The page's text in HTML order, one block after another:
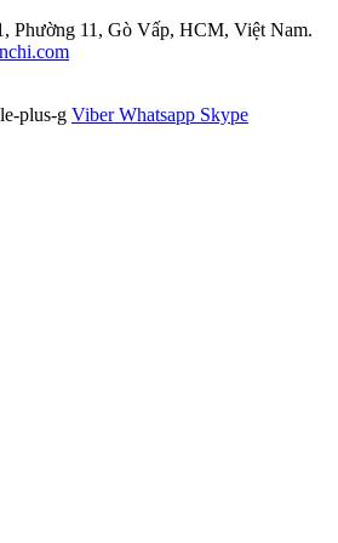
Phường 11, Gò Vấp, HCM, Việt Nam.
plus-g Viber Whatsapp Skype